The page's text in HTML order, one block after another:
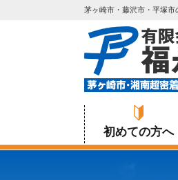
茅ヶ崎市・藤沢市・平塚
初めての方へ